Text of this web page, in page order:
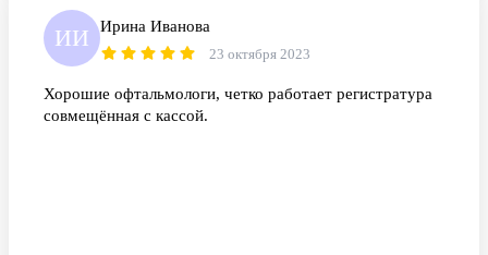
отношение к больным.
ИИ Ирина Иванова
23 октября 2023
Хорошие офтальмологи, четко работает регистратура
совмещённая с кассой.